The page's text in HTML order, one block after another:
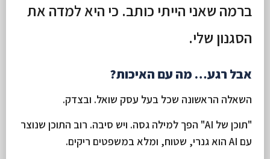
ברמה שאני הייתי כותב. כי היא למדה את
הסגנון שלי.
אבל רגע… מה עם האיכות?
השאלה הראשונה שכל בעל עסק שואל. ובצדק.
"תוכן של AI" הפך למילה גסה. ויש סיבה. רוב התוכן שנוצר
עם AI הוא גנרי, שטוח, ומלא במשפטים ריקים.